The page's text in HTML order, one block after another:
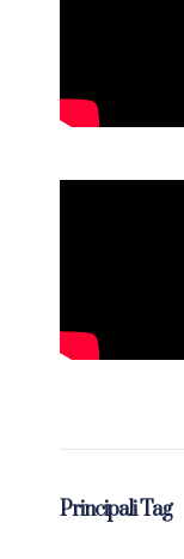
Principali Tag